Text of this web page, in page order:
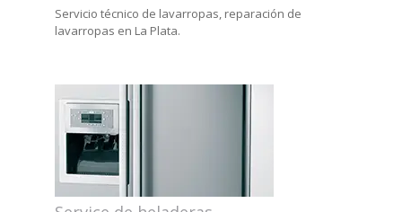
Servicio técnico de lavarropas, reparación de
lavarropas en La Plata.